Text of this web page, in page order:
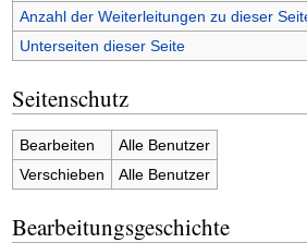
Anzahl der Weiterleitungen zu dieser
Unterseiten dieser Seite
Seitenschutz
Bearbeiten
Alle Benutzer
Verschieben
Alle Benutzer
Bearbeitungsgeschichte